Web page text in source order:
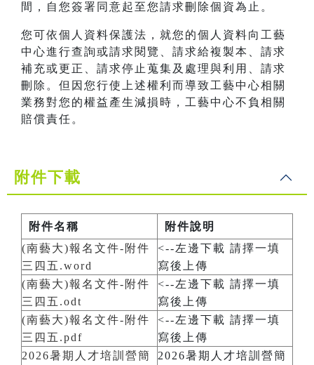
間，自您簽署同意起至您請求刪除個資為止。
您可依個人資料保護法，就您的個人資料向工藝
中心進行查詢或請求閱覽、請求給複製本、請求
補充或更正、請求停止蒐集及處理與利用、請求
刪除。但因您行使上述權利而導致工藝中心相關
業務對您的權益產生減損時，工藝中心不負相關
賠償責任。
附件下載
附件名稱
附件說明
(南藝大)報名文件-附件
三四五.word
<--左邊下載 請擇一填
寫後上傳
(南藝大)報名文件-附件
三四五.odt
<--左邊下載 請擇一填
寫後上傳
(南藝大)報名文件-附件
三四五.pdf
<--左邊下載 請擇一填
寫後上傳
2026暑期人才培訓營簡
2026暑期人才培訓營簡